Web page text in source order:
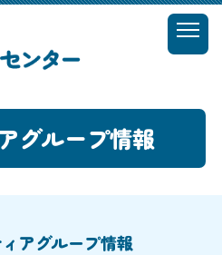
t
o
l
a
MENU
グループ情報
アグループ情報